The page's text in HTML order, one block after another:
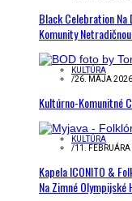
Black Celebration Na
Komunity
KULTÚRA
/26. MÁJA 2026
Kultúrno-Komunitné
KULTÚRA
/11.
Kapela ICONITO &
Na Zimné Olympijské